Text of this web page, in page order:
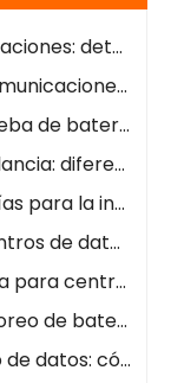
Monitoreo de baterías de subestaciones: detección temprana de fallas, operación segura y fácil integración
Monitoreo de baterías de telecomunicaciones: alarmas remotas, menor OPEX, energía de respaldo más segura
Monitoreo de batería versus prueba de batería: diferencias y casos de uso
Resistencia interna versus impedancia: diferencias clave para el estado de la batería
Sistemas de monitoreo de baterías para la industria del petróleo y el gas
Lecciones sobre incendios en centros de datos de NorthC: por qué el monitoreo de la batería en tiempo real es fundamental
Los mejores monitores de batería para centros de datos
Cómo elegir el sistema de monitoreo de batería adecuado para centros de datos (2026)
Incendio de batería en un centro de datos: cómo prevenirlo con un sistema de monitoreo de batería